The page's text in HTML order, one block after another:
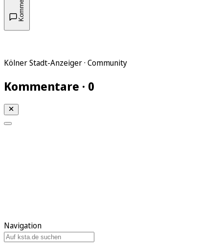
Kölner Stadt-Anzeiger · Community
Kommentare · 0
Navigation